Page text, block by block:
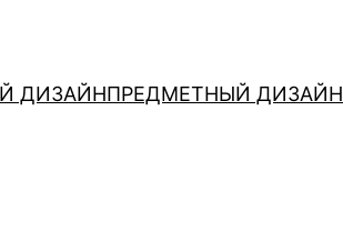
ДИЗАЙНПРЕДМЕТНЫЙ ДИЗАЙН